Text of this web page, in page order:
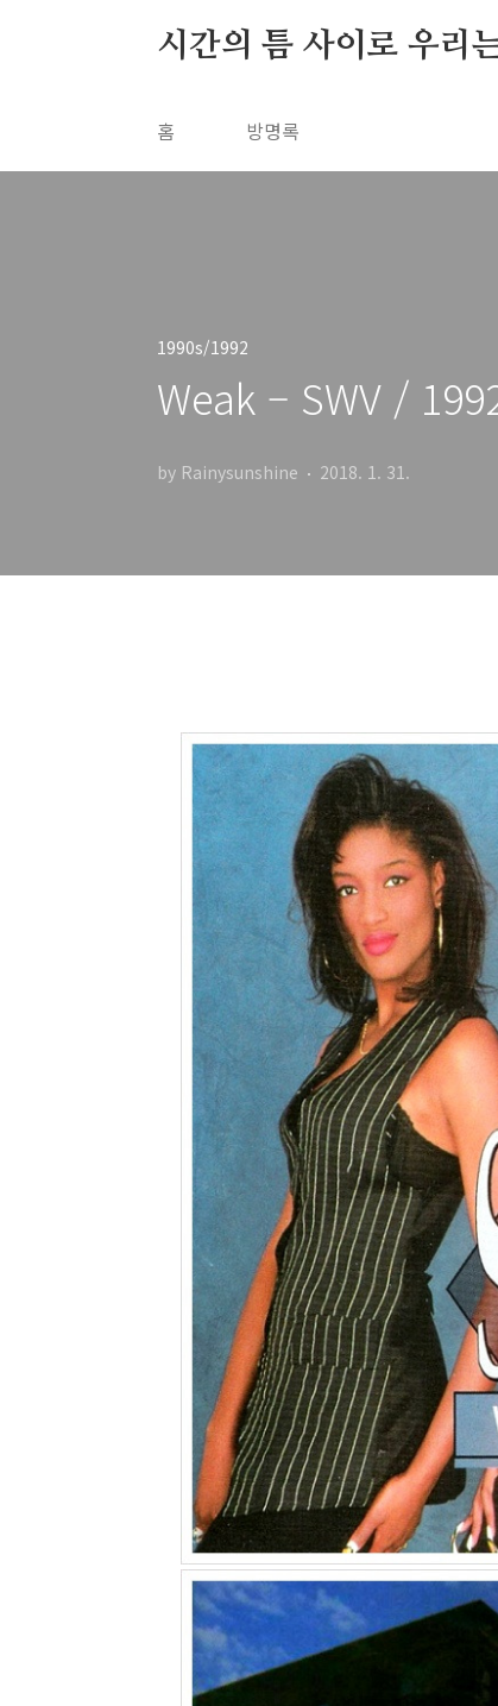
시간의 틈 사이로 우리
홈 방명록
1990s/1992
Weak – SWV /
by Rainysunshine 2018. 1. 31.